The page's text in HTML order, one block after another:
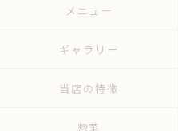
メニュー
ギャラリー
当店の特徴
惣菜